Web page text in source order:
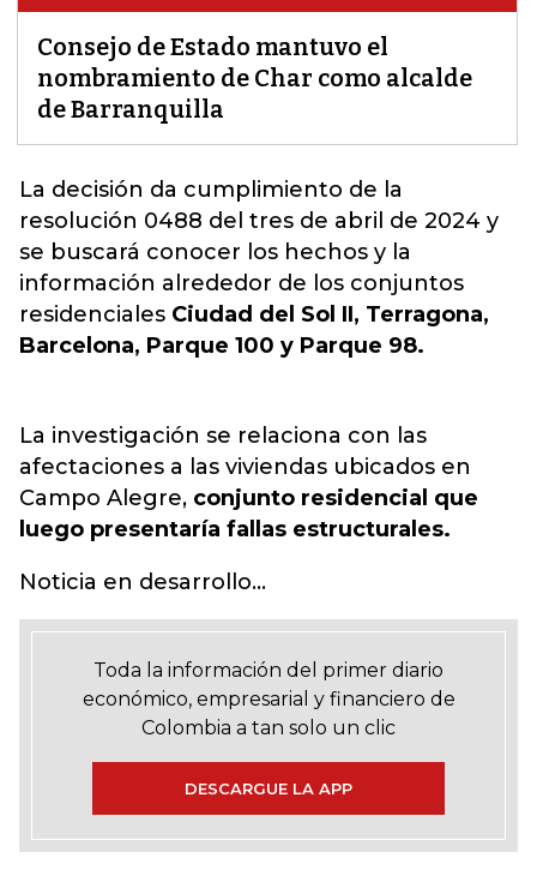
Consejo de Estado mantuvo el
nombramiento de Char como alcalde
de Barranquilla
La decisión da cumplimiento de la
resolución 0488 del tres de abril de 2024 y
se buscará conocer los hechos y la
información alrededor de los conjuntos
residenciales Ciudad del Sol II, Terragona,
Barcelona, Parque 100 y Parque 98.
La investigación se relaciona con las
afectaciones a las viviendas ubicados en
Campo Alegre, conjunto residencial que
luego presentaría fallas estructurales.
Noticia en desarrollo...
Toda la información del primer diario
económico, empresarial y financiero de
Colombia a tan solo un clic
DESCARGUE LA APP